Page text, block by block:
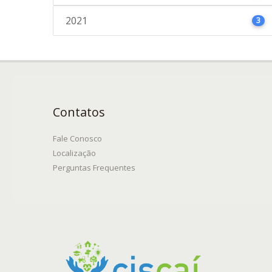
2021 3
Contatos
Fale Conosco
Localização
Perguntas Frequentes